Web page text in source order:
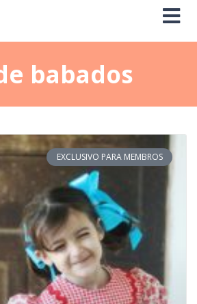
babados
EXCLUSIVO PARA MEMBROS